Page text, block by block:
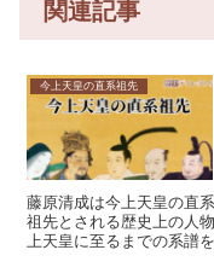
関連記事
今上天皇の直系祖先
藤原清成は今上天皇の直
祖先とされる歴史上の人
上天皇に至るまでの系譜